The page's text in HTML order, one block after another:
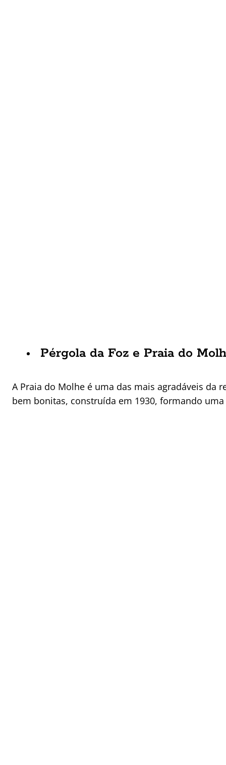
Pérgola da Foz e Praia do
A Praia do Molhe é uma das mais agradáveis da
bem bonitas, construída em 1930, formando